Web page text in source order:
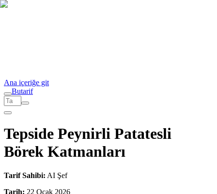
Ana içeriğe git
Butarif
Tepside Peynirli Patatesli
Börek Katmanları
Tarif Sahibi: AI Şef
Tarih: 22 Ocak 2026